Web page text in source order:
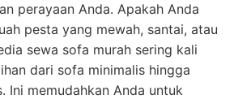
perayaan Anda. Apakah Anda
pesta yang mewah, santai, atau
sewa sofa murah sering kali
dari sofa minimalis hingga
Ini memudahkan Anda untuk